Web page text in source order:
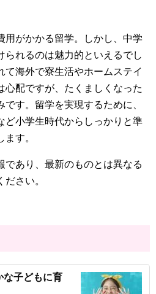
用がかかる留学。しかし、中学
られるのは魅力的といえるでし
て海外で寮生活やホームステイ
心配ですが、たくましくなった
す。留学を実現するために、
ど小学生時代からしっかりと準
す。
あり、最新のものとは異なる
さい。
な子どもに育